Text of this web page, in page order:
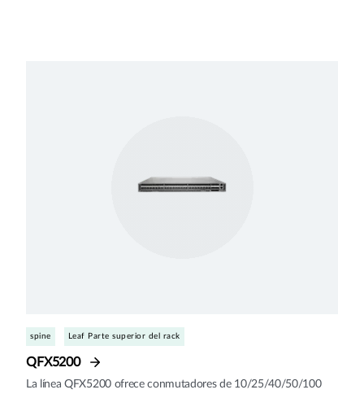
spine Leaf Parte superior del rack
QFX5200
La línea QFX5200 ofrece conmutadores de 10/25/40/50/100